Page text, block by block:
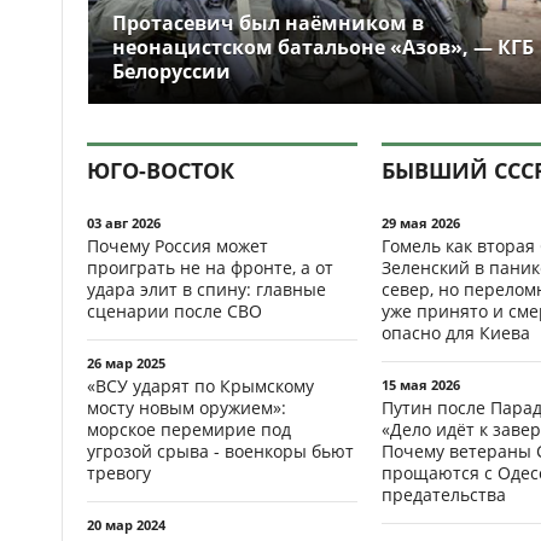
Протасевич был наёмником в
неонацистском батальоне «Азов», — КГБ
Белоруссии
ЮГО-ВОСТОК
03 авг 2026
Почему Россия может
проиграть не на фронте, а от
удара элит в спину: главные
сценарии после СВО
26 мар 2025
«ВСУ ударят по Крымскому
мосту новым оружием»:
морское перемирие под
угрозой срыва - военкоры бьют
тревогу
20 мар 2024
БЫВШИЙ
29 мая 2026
Гомель как
Зеленский в
север, но
уже принято и
опасно для Киева
15 мая 2026
Путин после
«Дело идёт к
Почему ветераны
прощаются с
предательства